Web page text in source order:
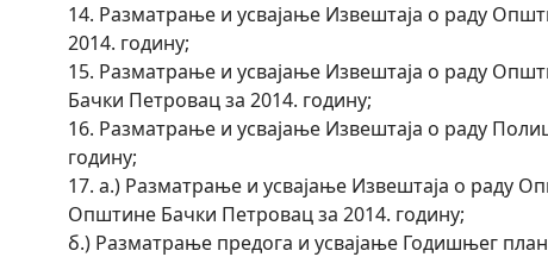
14. Разматрање и усвајање Извештаја о раду
2014. годину;
15. Разматрање и усвајање Извештаја о раду
Бачки Петровац за 2014. годину;
16. Разматрање и усвајање Извештаја о раду
годину;
17. а.) Разматрање и усвајање Извештаја о раду
Општине Бачки Петровац за 2014. годину;
б.) Разматрање предога и усвајање Годишњег